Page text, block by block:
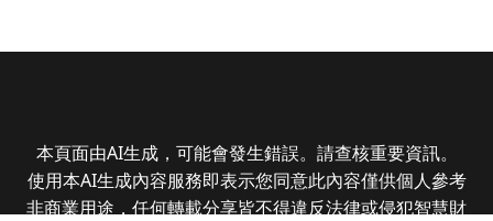
本頁面由AI生成，可能會發生錯誤。請查核重要資訊。
使用本AI生成內容服務即表示您同意此內容僅供個人參考
非商業用途，任何轉載分享皆不得違反法律或侵犯智慧財